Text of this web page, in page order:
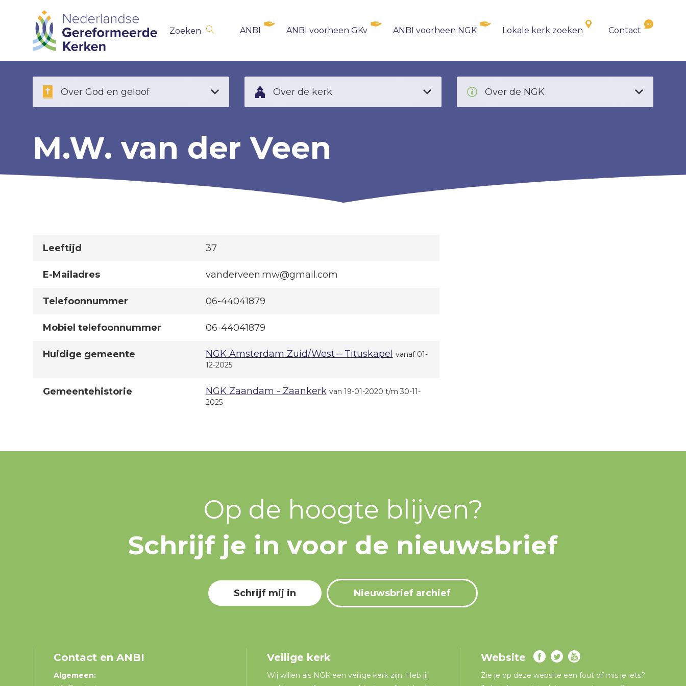
Skip
navigation
Over God en geloof Over de kerk Over de NGK
Zoeken ANBI ANBI voorheen GKv ANBI voorheen NGK Lokale kerk zoeken Contact
M.W. van der Veen
Leeftijd 37
E-Mailadres vanderveen.mw@gmail.com
Telefoonnummer 06-44041879
Mobiel telefoonnummer 06-44041879
Huidige gemeente NGK Amsterdam Zuid/West – Tituskapel
vanaf 01-
12-2025
Gemeentehistorie NGK Zaandam - Zaankerk van 19-01-2020 t/m 30-11-
2025
Op de hoogte blijven?
Schrijf je in voor de nieuwsbrief
Schrijf mij in Nieuwsbrief archief
Contact en ANBI
Algemeen:
Veilige kerk
Wij willen als NGK een veilige kerk zijn. Heb jij
Website
Zie je op deze website een fout of mis je iets?